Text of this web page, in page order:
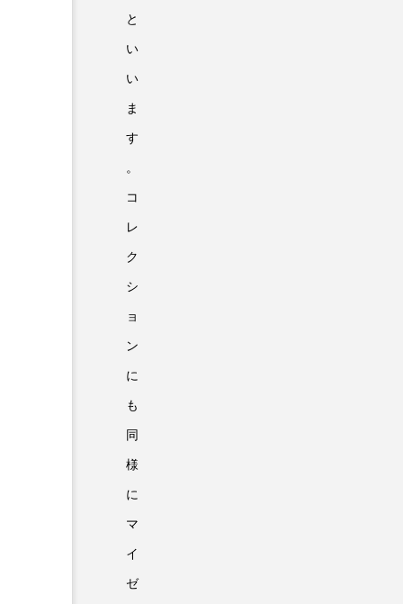
と
い
い
ま
す
。
コ
レ
ク
シ
ョ
ン
に
も
同
様
に
マ
イ
ゼ